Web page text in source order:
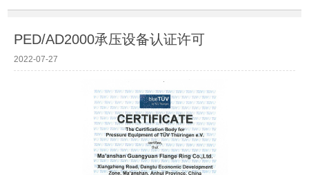
PED/AD2000承压设备认证许可
2022-07-27